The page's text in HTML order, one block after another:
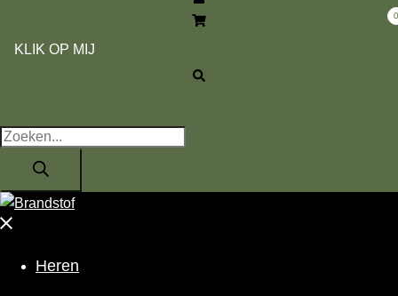
0
KLIK OP MIJ
Producten
zoeken
Menu
Heren